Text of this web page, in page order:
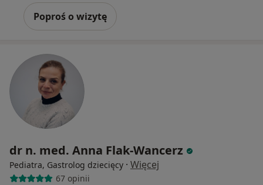
Poproś o wizytę
dr n. med. Anna Flak-Wancerz
Pediatra, Gastrolog dziecięcy · Więcej
67 opinii